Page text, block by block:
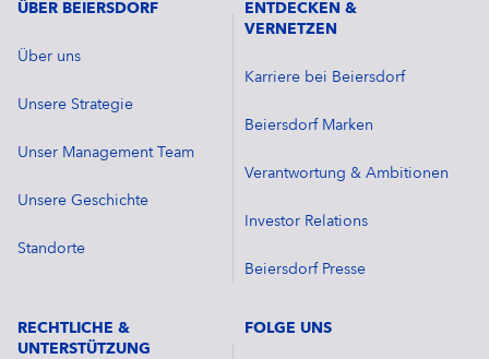
ÜBER BEIERSDORF
Über uns
Unsere Strategie
Unser Management Team
Unsere Geschichte
Standorte
ENTDECKEN &
VERNETZEN
Karriere bei Beiersdorf
Beiersdorf Marken
Verantwortung & Ambitionen
Investor Relations
Beiersdorf Presse
RECHTLICHE &
UNTERSTÜTZUNG
FOLGE UNS